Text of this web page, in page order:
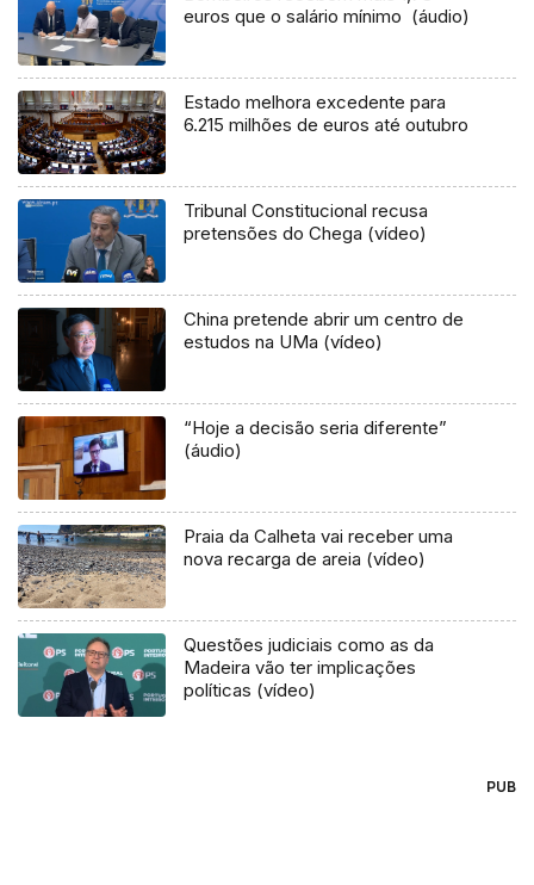
euros que o salário mínimo (áudio)
Estado melhora excedente para
6.215 milhões de euros até outubro
Tribunal Constitucional recusa
pretensões do Chega (vídeo)
China pretende abrir um centro de
estudos na UMa (vídeo)
“Hoje a decisão seria diferente”
(áudio)
Praia da Calheta vai receber uma
nova recarga de areia (vídeo)
Questões judiciais como as da
Madeira vão ter implicações
políticas (vídeo)
PUB